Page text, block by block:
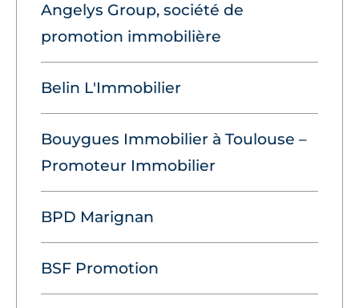
Angelys Group, société de
promotion immobilière
Belin L'Immobilier
Bouygues Immobilier à Toulouse –
Promoteur Immobilier
BPD Marignan
BSF Promotion